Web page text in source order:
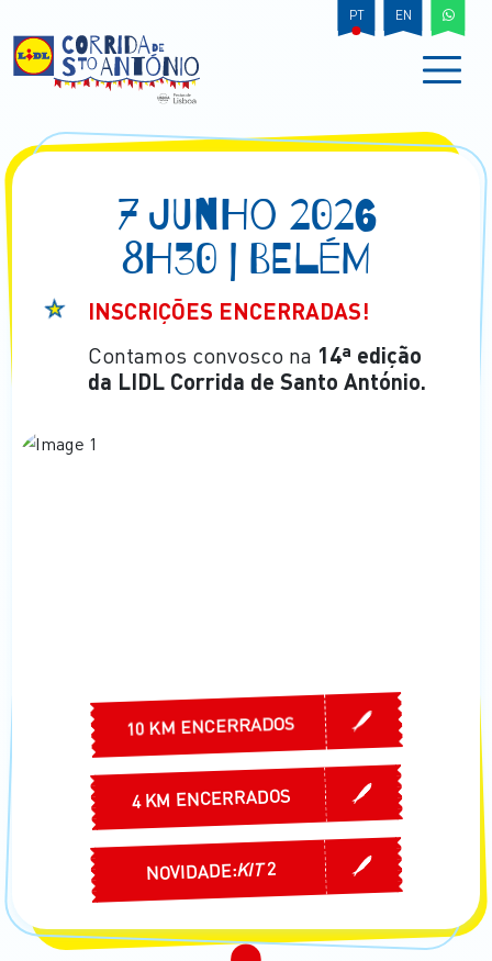
PT EN
7 JUNHO 2026
8H30 | BELÉM
INSCRIÇÕES ENCERRADAS!
Contamos convosco na 14ª edição
da LIDL Corrida de Santo António.
10 KM ENCERRADOS
4 KM ENCERRADOS
NOVIDADE:KIT2